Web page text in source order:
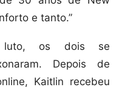
e tanto.”
luto, os dois se
Depois de
Kaitlin recebeu